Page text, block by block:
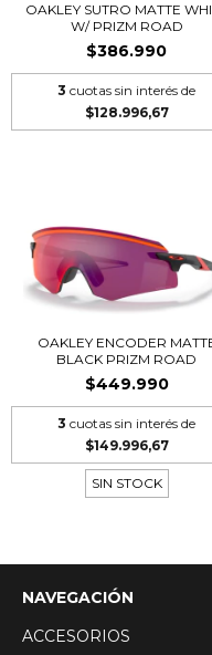
OAKLEY SUTRO MATTE
W/ PRIZM ROAD
$386.990
3 cuotas sin interés de
$128.996,67
OAKLEY ENCODER
BLACK PRIZM ROAD
$449.990
3 cuotas sin interés de
$149.996,67
SIN STOCK
NAVEGACIÓN
ACCESORIOS